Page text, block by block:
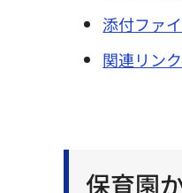
添付ファ
関連リンク
保育園